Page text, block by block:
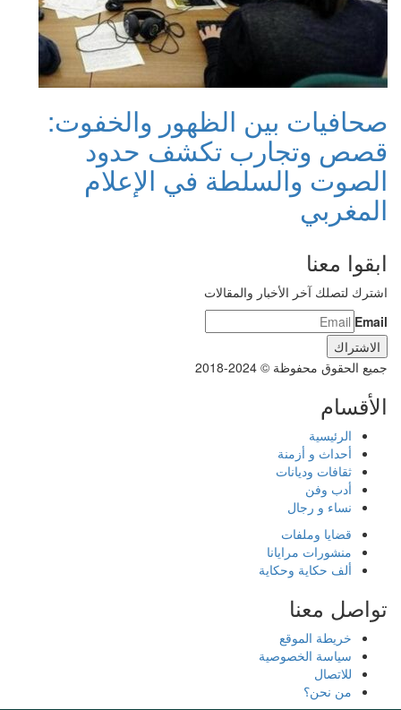
صحافيات بين الظهور والخفوت:
قصص وتجارب تكشف حدود
الصوت والسلطة في الإعلام
المغربي
ابقوا معنا
اشترك لتصلك آخر الأخبار والمقالات
Email
جميع الحقوق محفوظة © 2024-2018
الأقسام
الرئيسية
أحداث و أزمنة
ثقافات وديانات
أدب وفن
نساء و رجال
قضايا وملفات
منشورات مرايانا
ألف حكاية وحكاية
تواصل معنا
خريطة الموقع
سياسة الخصوصية
للاتصال
من نحن؟